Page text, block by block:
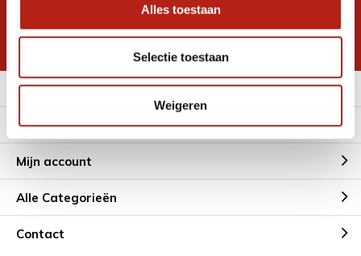
Alles toestaan
Selectie toestaan
Weigeren
* Lees hier de wettelijke beperkingen
Meer informatie
Klantenservice
Mijn account
Alle Categorieën
Contact